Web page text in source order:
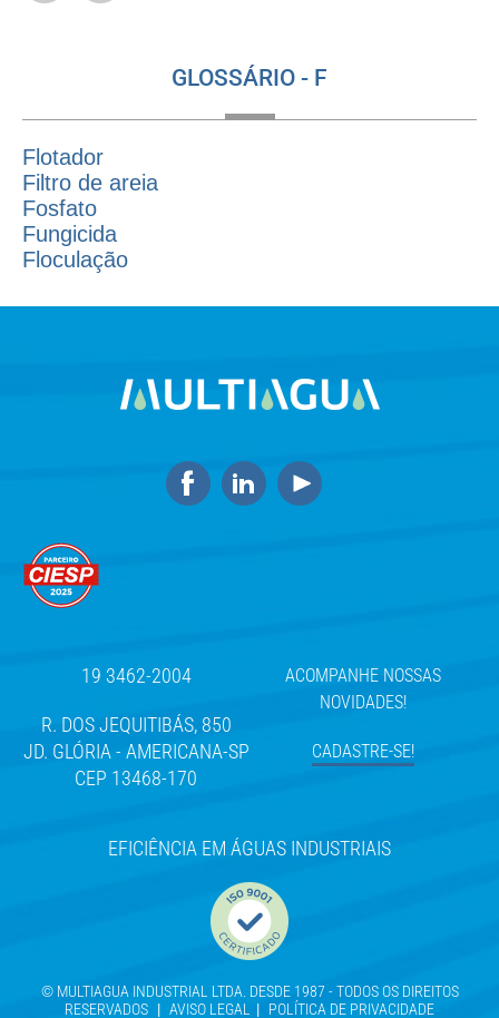
GLOSSÁRIO - F
Flotador
Filtro de areia
Fosfato
Fungicida
Floculação
19 3462-2004
R. DOS JEQUITIBÁS, 850
JD. GLÓRIA - AMERICANA-SP
CEP 13468-170
ACOMPANHE NOSSAS
NOVIDADES!
CADASTRE-SE!
EFICIÊNCIA EM ÁGUAS INDUSTRIAIS
© MULTIAGUA INDUSTRIAL LTDA. DESDE 1987 - TODOS OS DIREITOS
RESERVADOS | AVISO LEGAL | POLÍTICA DE PRIVACIDADE